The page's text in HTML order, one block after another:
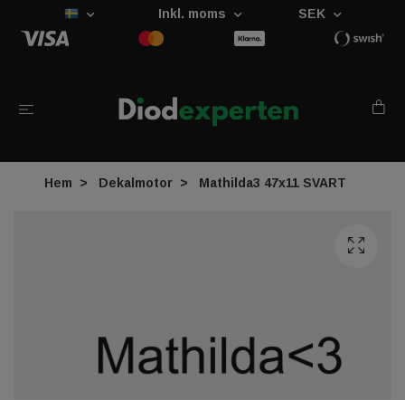
Inkl. moms SEK
Hem Dekalmotor Mathilda3 47x11 SVART